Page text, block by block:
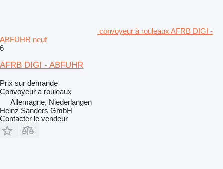
convoyeur à rouleaux AFRB DIGI -
ABFUHR neuf
6
AFRB DIGI - ABFUHR
Prix sur demande
Convoyeur à rouleaux
Allemagne, Niederlangen
Heinz Sanders GmbH
Contacter le vendeur